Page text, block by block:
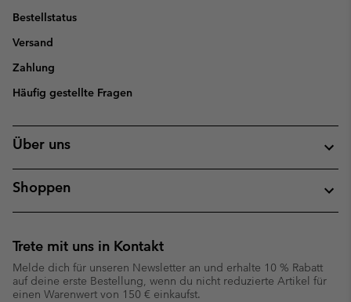
Bestellstatus
Versand
Zahlung
Häufig gestellte Fragen
Über uns
Shoppen
Trete mit uns in Kontakt
Melde dich für unseren Newsletter an und erhalte 10 % Rabatt
auf deine erste Bestellung, wenn du nicht reduzierte Artikel für
einen Warenwert von 150 € einkaufst.